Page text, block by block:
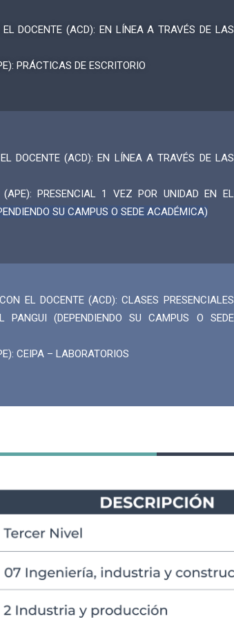
DOCENTE (ACD): EN LÍNEA A TRAVÉS DE LAS
PRÁCTICAS DE ESCRITORIO
DOCENTE (ACD): EN LÍNEA A TRAVÉS DE LAS
PRESENCIAL 1 VEZ POR UNIDAD EN EL
SU CAMPUS O SEDE ACADÉMICA)
EL DOCENTE (ACD): CLASES PRESENCIALES
(DEPENDIENDO SU CAMPUS O SEDE
CEIPA – LABORATORIOS